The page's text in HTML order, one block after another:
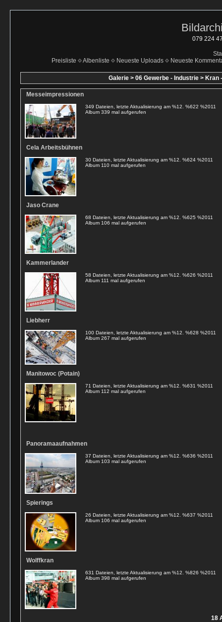
079 224
Preisliste
Albenliste Neueste Uploads Neueste
Galerie> 06 Gewerbe - Industrie> Kran
Messeimpressionen
349 Dateien, letzte Aktualisierung am %12. %622 %2011
Album 339 mal aufgerufen
Cela Arbeitsbühnen
30 Dateien, letzte Aktualisierung am %12. %624 %2011
Album 110 mal aufgerufen
Jaso Crane
68 Dateien, letzte Aktualisierung am %12. %625 %2011
Album 106 mal aufgerufen
Kammerlander
58 Dateien, letzte Aktualisierung am %12. %626 %2011
Album 111 mal aufgerufen
Liebherr
100 Dateien, letzte Aktualisierung am %12. %628 %2011
Album 267 mal aufgerufen
Manitowoc (Potain)
71 Dateien, letzte Aktualisierung am %12. %631 %2011
Album 112 mal aufgerufen
Panoramaaufnahmen
37 Dateien, letzte Aktualisierung am %12. %636 %2011
Album 103 mal aufgerufen
Spierings
26 Dateien, letzte Aktualisierung am %12. %637 %2011
Album 106 mal aufgerufen
Wolffkran
631 Dateien, letzte Aktualisierung am %12. %826 %2011
Album 398 mal aufgerufen
18